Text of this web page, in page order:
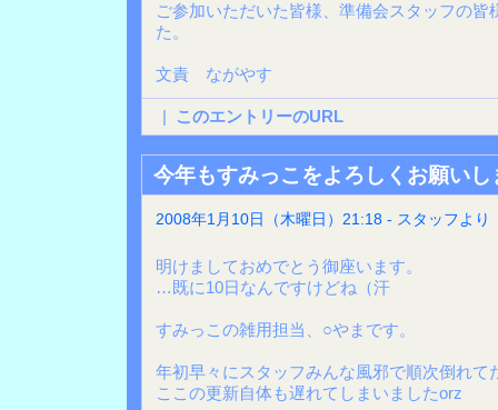
ご参加いただいた皆様、準備会スタッフの皆
た。
文責 ながやす
| このエントリーのURL
今年もすみっこをよろしくお願いし
2008年1月10日（木曜日）21:18 - スタッフより
明けましておめでとう御座います。
…既に10日なんですけどね（汗
すみっこの雑用担当、○やまです。
年初早々にスタッフみんな風邪で順次倒れて
ここの更新自体も遅れてしまいましたorz